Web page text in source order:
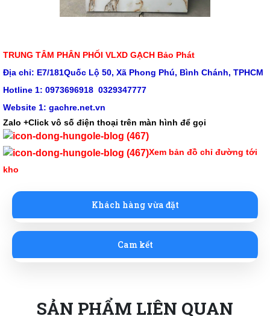
TRUNG TÂM PHÂN PHỐI VLXD GẠCH Bảo Phát
Địa chỉ: E7/181Quốc Lộ 50, Xã Phong Phú, Bình Chánh, TPHCM
Hotline 1: 0973696918 0329347777
Website 1: gachre.net.vn
Zalo +Click vô số điện thoại trên màn hình để gọi
Xem bản đồ chỉ đường tới
kho
Khách hàng vừa đặt
Cam kết
SẢN PHẨM LIÊN QUAN